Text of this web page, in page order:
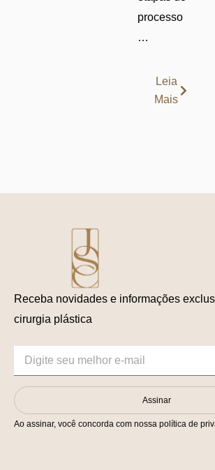
processo
…
Leia
Mais
Receba novidades e informações
cirurgia plástica
Assinar
Ao assinar, você concorda com nossa política de